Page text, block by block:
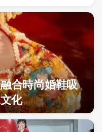
合時尚婚鞋吸
化